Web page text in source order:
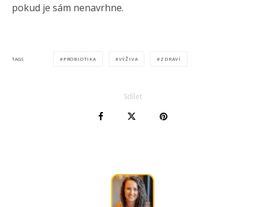
pokud je sám nenavrhne.
TAGS PROBIOTIKA VÝŽIVA ZDRAVÍ
Sdílet